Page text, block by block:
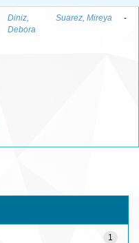
Diniz,
Debora
Suarez, Mireya -
1